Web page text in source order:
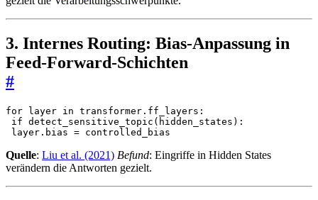
3. Internes Routing: Bias-Anpassung in
Feed-Forward-Schichten
#
for layer in transformer . ff_layers :
if detect_sensitive_topic ( hidden_states ):
layer . bias = controlled_bias
Quelle: Liu et al. (2021) Befund: Eingriffe in Hidden States
verändern die Antworten gezielt.